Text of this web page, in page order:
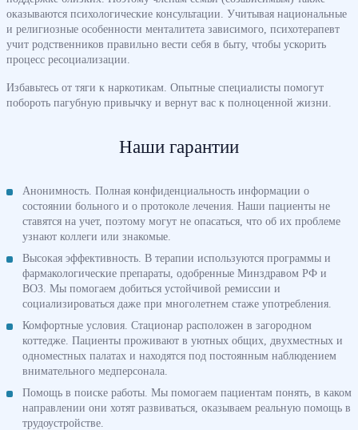
оказываются психологические консультации. Учитывая национальные
и религиозные особенности менталитета зависимого, психотерапевт
учит родственников правильно вести себя в быту, чтобы ускорить
процесс ресоциализации.
Избавьтесь от тяги к наркотикам. Опытные специалисты помогут
побороть пагубную привычку и вернут вас к полноценной жизни.
Наши гарантии
Анонимность. Полная конфиденциальность информации о
состоянии больного и о протоколе лечения. Наши пациенты не
ставятся на учет, поэтому могут не опасаться, что об их проблеме
узнают коллеги или знакомые.
Высокая эффективность. В терапии используются программы и
фармакологические препараты, одобренные Минздравом РФ и
ВОЗ. Мы помогаем добиться устойчивой ремиссии и
социализироваться даже при многолетнем стаже употребления.
Комфортные условия. Стационар расположен в загородном
коттедже. Пациенты проживают в уютных общих, двухместных и
одноместных палатах и находятся под постоянным наблюдением
внимательного медперсонала.
Помощь в поиске работы. Мы помогаем пациентам понять, в каком
направлении они хотят развиваться, оказываем реальную помощь в
трудоустройстве.